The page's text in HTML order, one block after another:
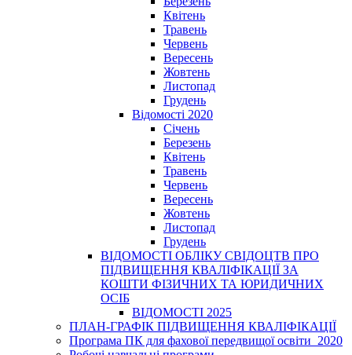
Квітень
Травень
Червень
Вересень
Жовтень
Листопад
Грудень
Відомості 2020
Січень
Березень
Квітень
Травень
Червень
Вересень
Жовтень
Листопад
Грудень
ВІДОМОСТІ ОБЛІКУ СВІДОЦТВ ПРО
ПІДВИЩЕННЯ КВАЛІФІКАЦІЇ ЗА
КОШТИ ФІЗИЧНИХ ТА ЮРИДИЧНИХ
ОСІБ
ВІДОМОСТІ 2025
ПЛАН-ГРАФІК ПІДВИЩЕННЯ КВАЛІФІКАЦІЇ
Програма ПК для фахової передвищої освіти_2020